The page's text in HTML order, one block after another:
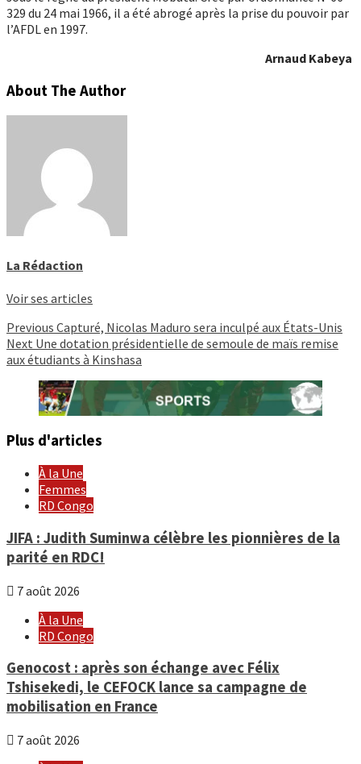
329 du 24 mai 1966, il a été abrogé après la prise du pouvoir par
l’AFDL en 1997.
Arnaud Kabeya
About The Author
La Rédaction
Voir ses articles
Continue
Reading
Previous Capturé, Nicolas Maduro sera inculpé aux États-Unis
Next Une dotation présidentielle de semoule de maïs remise
aux étudiants à Kinshasa
Plus d'articles
À la Une
Femmes
RD Congo
JIFA : Judith Suminwa célèbre les pionnières de la
parité en RDC!
7 août 2026
À la Une
RD Congo
Genocost : après son échange avec Félix
Tshisekedi, le CEFOCK lance sa campagne de
mobilisation en France
7 août 2026